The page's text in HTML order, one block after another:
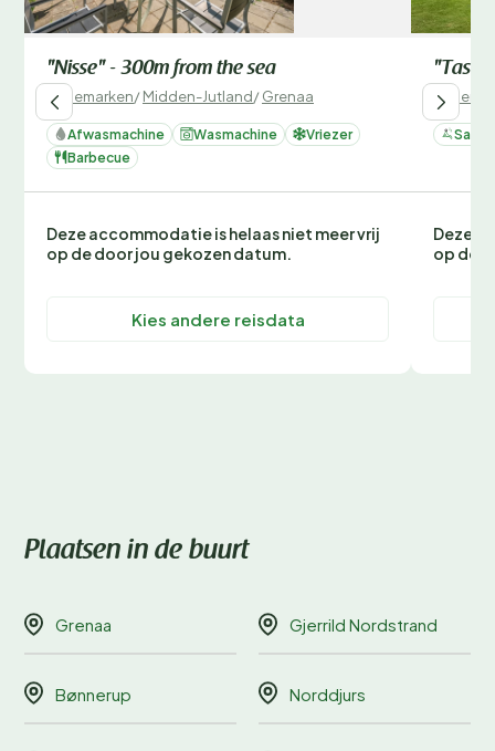
"Nisse" - 300m from the sea
Denemarken/Midden-Jutland/Grenaa
Afwasmachine Wasmachine
Vriezer
Barbecue
Deze accommodatie is helaas niet meer vrij
op de door jou gekozen datum.
Kies andere reisdata
Sauna
Deze
op de
Plaatsen in de buurt
Grenaa Gjerrild Nordstrand
Bønnerup Norddjurs